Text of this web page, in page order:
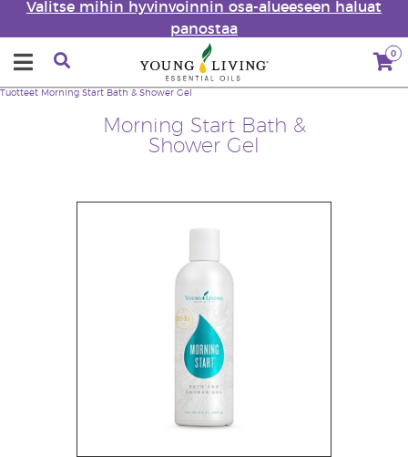
Valitse mihin hyvinvoinnin osa-alueeseen haluat
panostaa
0
Morning Start Bath &
Shower Gel
Tuotteet Morning Start Bath & Shower Gel